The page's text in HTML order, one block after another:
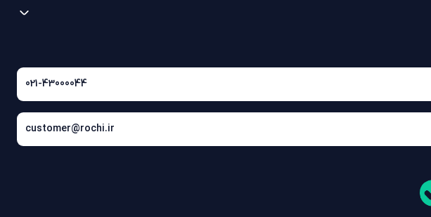
021-43000044
customer@rochi.ir